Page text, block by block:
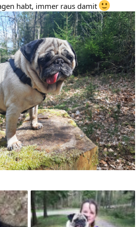
habt, immer raus damit